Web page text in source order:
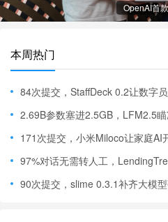
OpenAI首
本周热门
84次提交，StaffDeck 0.2让数字
2.69B参数塞进2.5GB，LFM2.5
171次提交，小米Miloco让家庭AI
97%对话无需转人工，
90次提交，slime 0.3.1补齐大模